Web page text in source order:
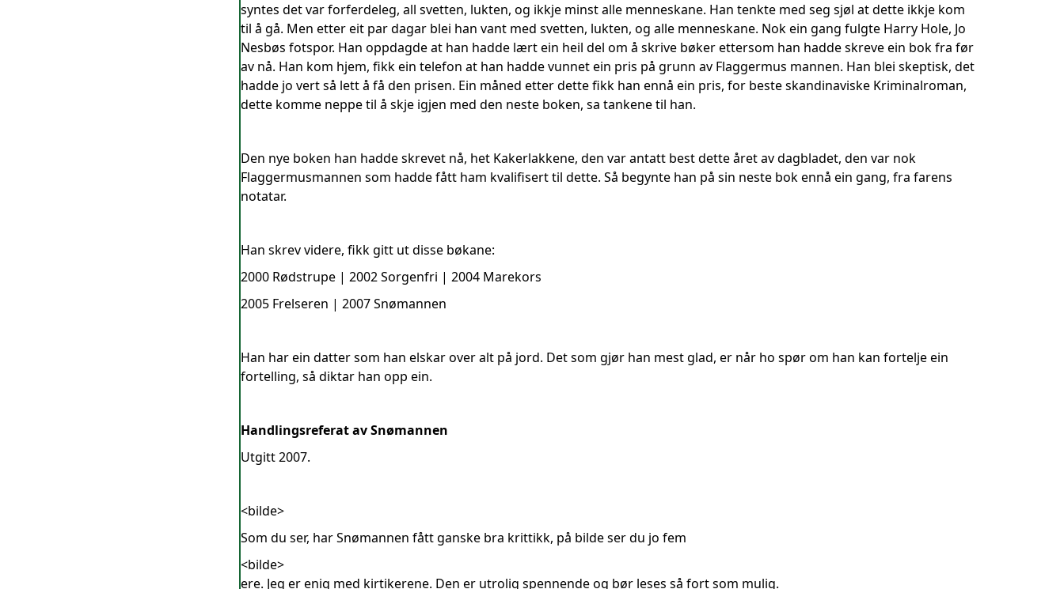
syntes det var forferdeleg, all svetten, lukten, og ikkje minst alle menneskane. Han tenkte med seg sjøl at dette ikkje kom
til å gå. Men etter eit par dagar blei han vant med svetten, lukten, og alle menneskane. Nok ein gang fulgte Harry Hole, Jo
Nesbøs fotspor. Han oppdagde at han hadde lært ein heil del om å skrive bøker ettersom han hadde skreve ein bok fra før
av nå. Han kom hjem, fikk ein telefon at han hadde vunnet ein pris på grunn av Flaggermus mannen. Han blei skeptisk, det
hadde jo vert så lett å få den prisen. Ein måned etter dette fikk han ennå ein pris, for beste skandinaviske Kriminalroman,
dette komme neppe til å skje igjen med den neste boken, sa tankene til han.
Den nye boken han hadde skrevet nå, het Kakerlakkene, den var antatt best dette året av dagbladet, den var nok
Flaggermusmannen som hadde fått ham kvalifisert til dette. Så begynte han på sin neste bok ennå ein gang, fra farens
notatar.
Han skrev videre, fikk gitt ut disse bøkane:
2000 Rødstrupe | 2002 Sorgenfri | 2004 Marekors
2005 Frelseren | 2007 Snømannen
Han har ein datter som han elskar over alt på jord. Det som gjør han mest glad, er når ho spør om han kan fortelje ein
fortelling, så diktar han opp ein.
Handlingsreferatav Snømannen
Utgitt 2007.
<bilde>
Som du ser, har Snømannen fått ganske bra krittikk, på bilde ser du jo fem
<bilde>
ere. Jeg er enig med kirtikerene. Den er utrolig spennende og bør leses så fort som mulig.